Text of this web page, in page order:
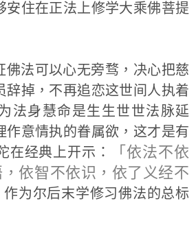
安住在正法上修学大乘佛菩提
佛法可以心无旁骛，决心把慈
辞掉，不再追恋这世间人执着
法身慧命是生生世世法脉延
作意情执的眷属欲，这才是有
在经典上开示：
「依法不依
依智不依识，依了义经不
作为尔后末学修习佛法的总标